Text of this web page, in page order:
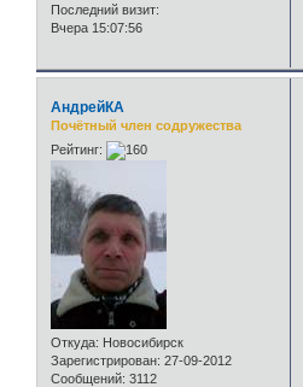
Последний визит:
Вчера 15:07:56
АндрейКА
Почётный член содружества
Рейтинг:
Откуда: Новосибирск
Зарегистрирован: 27-09-2012
Сообщений: 3112